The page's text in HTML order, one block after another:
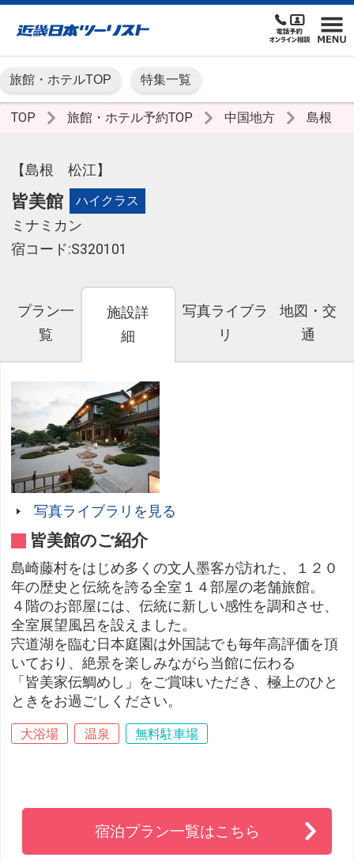
旅館・ホテルTOP 特集一覧
TOP 旅館・ホテル予約TOP 中国地方 島根
【島根 松江】
皆美館 ハイクラス
ミナミカン
宿コード:S320101
プラン一
覧
施設詳
細
写真ライブラ
リ
地図・交
通
写真ライブラリを見る
皆美館のご紹介
島崎藤村をはじめ多くの文人墨客が訪れた、１２０
年の歴史と伝統を誇る全室１４部屋の老舗旅館。
４階のお部屋には、伝統に新しい感性を調和させ、
全室展望風呂を設えました。
宍道湖を臨む日本庭園は外国誌でも毎年高評価を頂
いており、絶景を楽しみながら当館に伝わる
「皆美家伝鯛めし」をご賞味いただき、極上のひと
ときをお過ごしください。
大浴場 温泉 無料駐車場
宿泊プラン一覧はこちら